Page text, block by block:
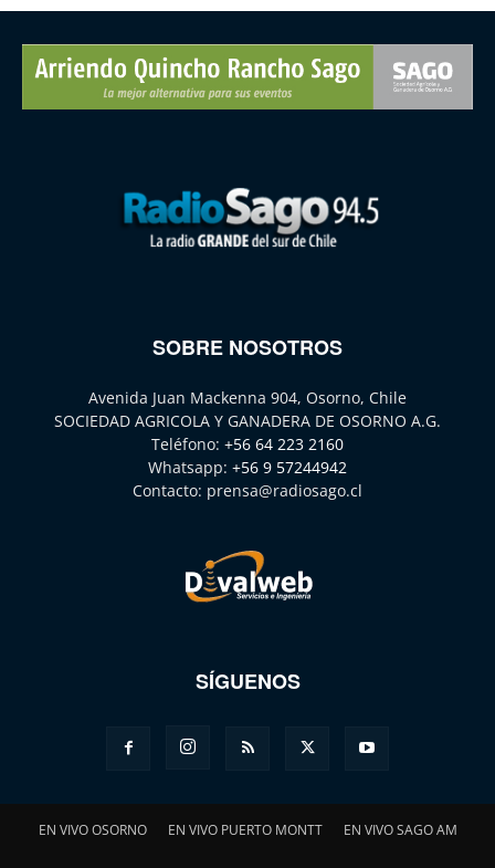
SOBRE NOSOTROS
Avenida Juan Mackenna 904, Osorno, Chile
SOCIEDAD AGRICOLA Y GANADERA DE OSORNO A.G.
Teléfono: +56 64 223 2160
Whatsapp: +56 9 57244942
Contacto: prensa@radiosago.cl
SÍGUENOS
EN VIVO OSORNO EN VIVO PUERTO MONTT EN VIVO SAGO AM